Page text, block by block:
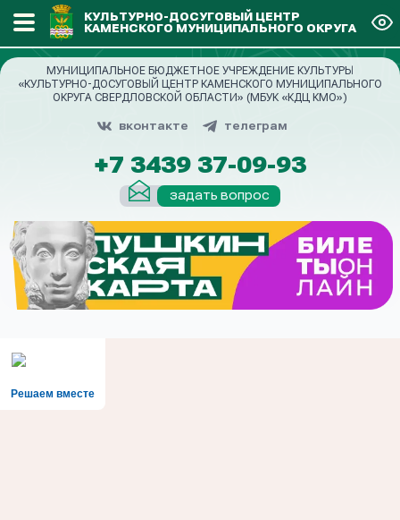
КУЛЬТУРНО-ДОСУГОВЫЙ ЦЕНТР
КАМЕНСКОГО МУНИЦИПАЛЬНОГО ОКРУГА
МУНИЦИПАЛЬНОЕ БЮДЖЕТНОЕ УЧРЕЖДЕНИЕ КУЛЬТУРЫ
«КУЛЬТУРНО-ДОСУГОВЫЙ ЦЕНТР КАМЕНСКОГО МУНИЦИПАЛЬНОГО
ОКРУГА СВЕРДЛОВСКОЙ ОБЛАСТИ» (МБУК «КДЦ КМО»)
вконтакте телеграм
+7 3439 37-09-93
задать вопрос
Решаем вместе